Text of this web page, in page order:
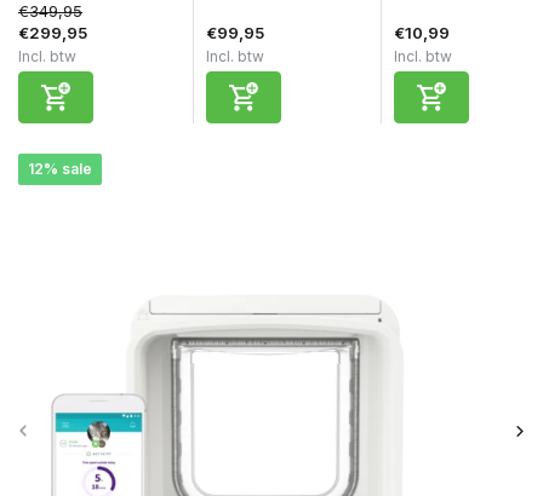
12% sale
€349,95
€299,95
Incl. btw
€99,95
Incl. btw
€10,99
Incl. btw